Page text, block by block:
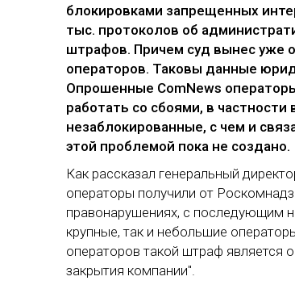
блокировками запрещенных
тыс. протоколов об
штрафов. Причем суд вынес уже
операторов. Таковы данные
Опрошенные ComNews
работать со сбоями, в
незаблокированные, с чем и
этой проблемой пока не создано.
Как рассказал генеральный
операторы получили от
правонарушениях, с последующим
крупные, так и небольшие
операторов такой штраф является
закрытия компании".